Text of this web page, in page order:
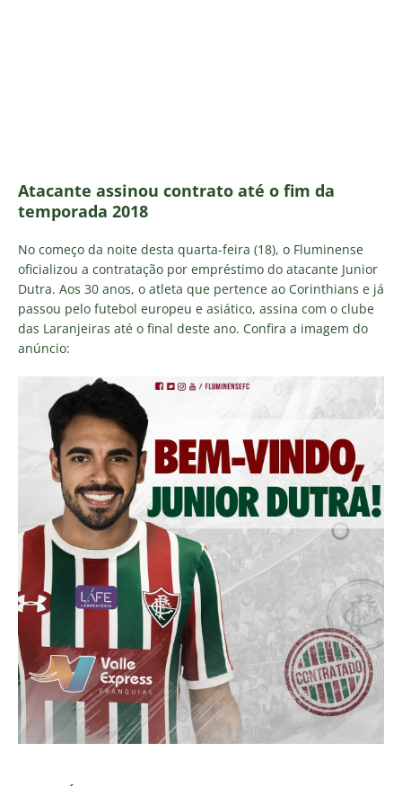
Atacante assinou contrato até o fim da
temporada 2018
No começo da noite desta quarta-feira (18), o Fluminense
oficializou a contratação por empréstimo do atacante Junior
Dutra. Aos 30 anos, o atleta que pertence ao Corinthians e já
passou pelo futebol europeu e asiático, assina com o clube
das Laranjeiras até o final deste ano. Confira a imagem do
anúncio: